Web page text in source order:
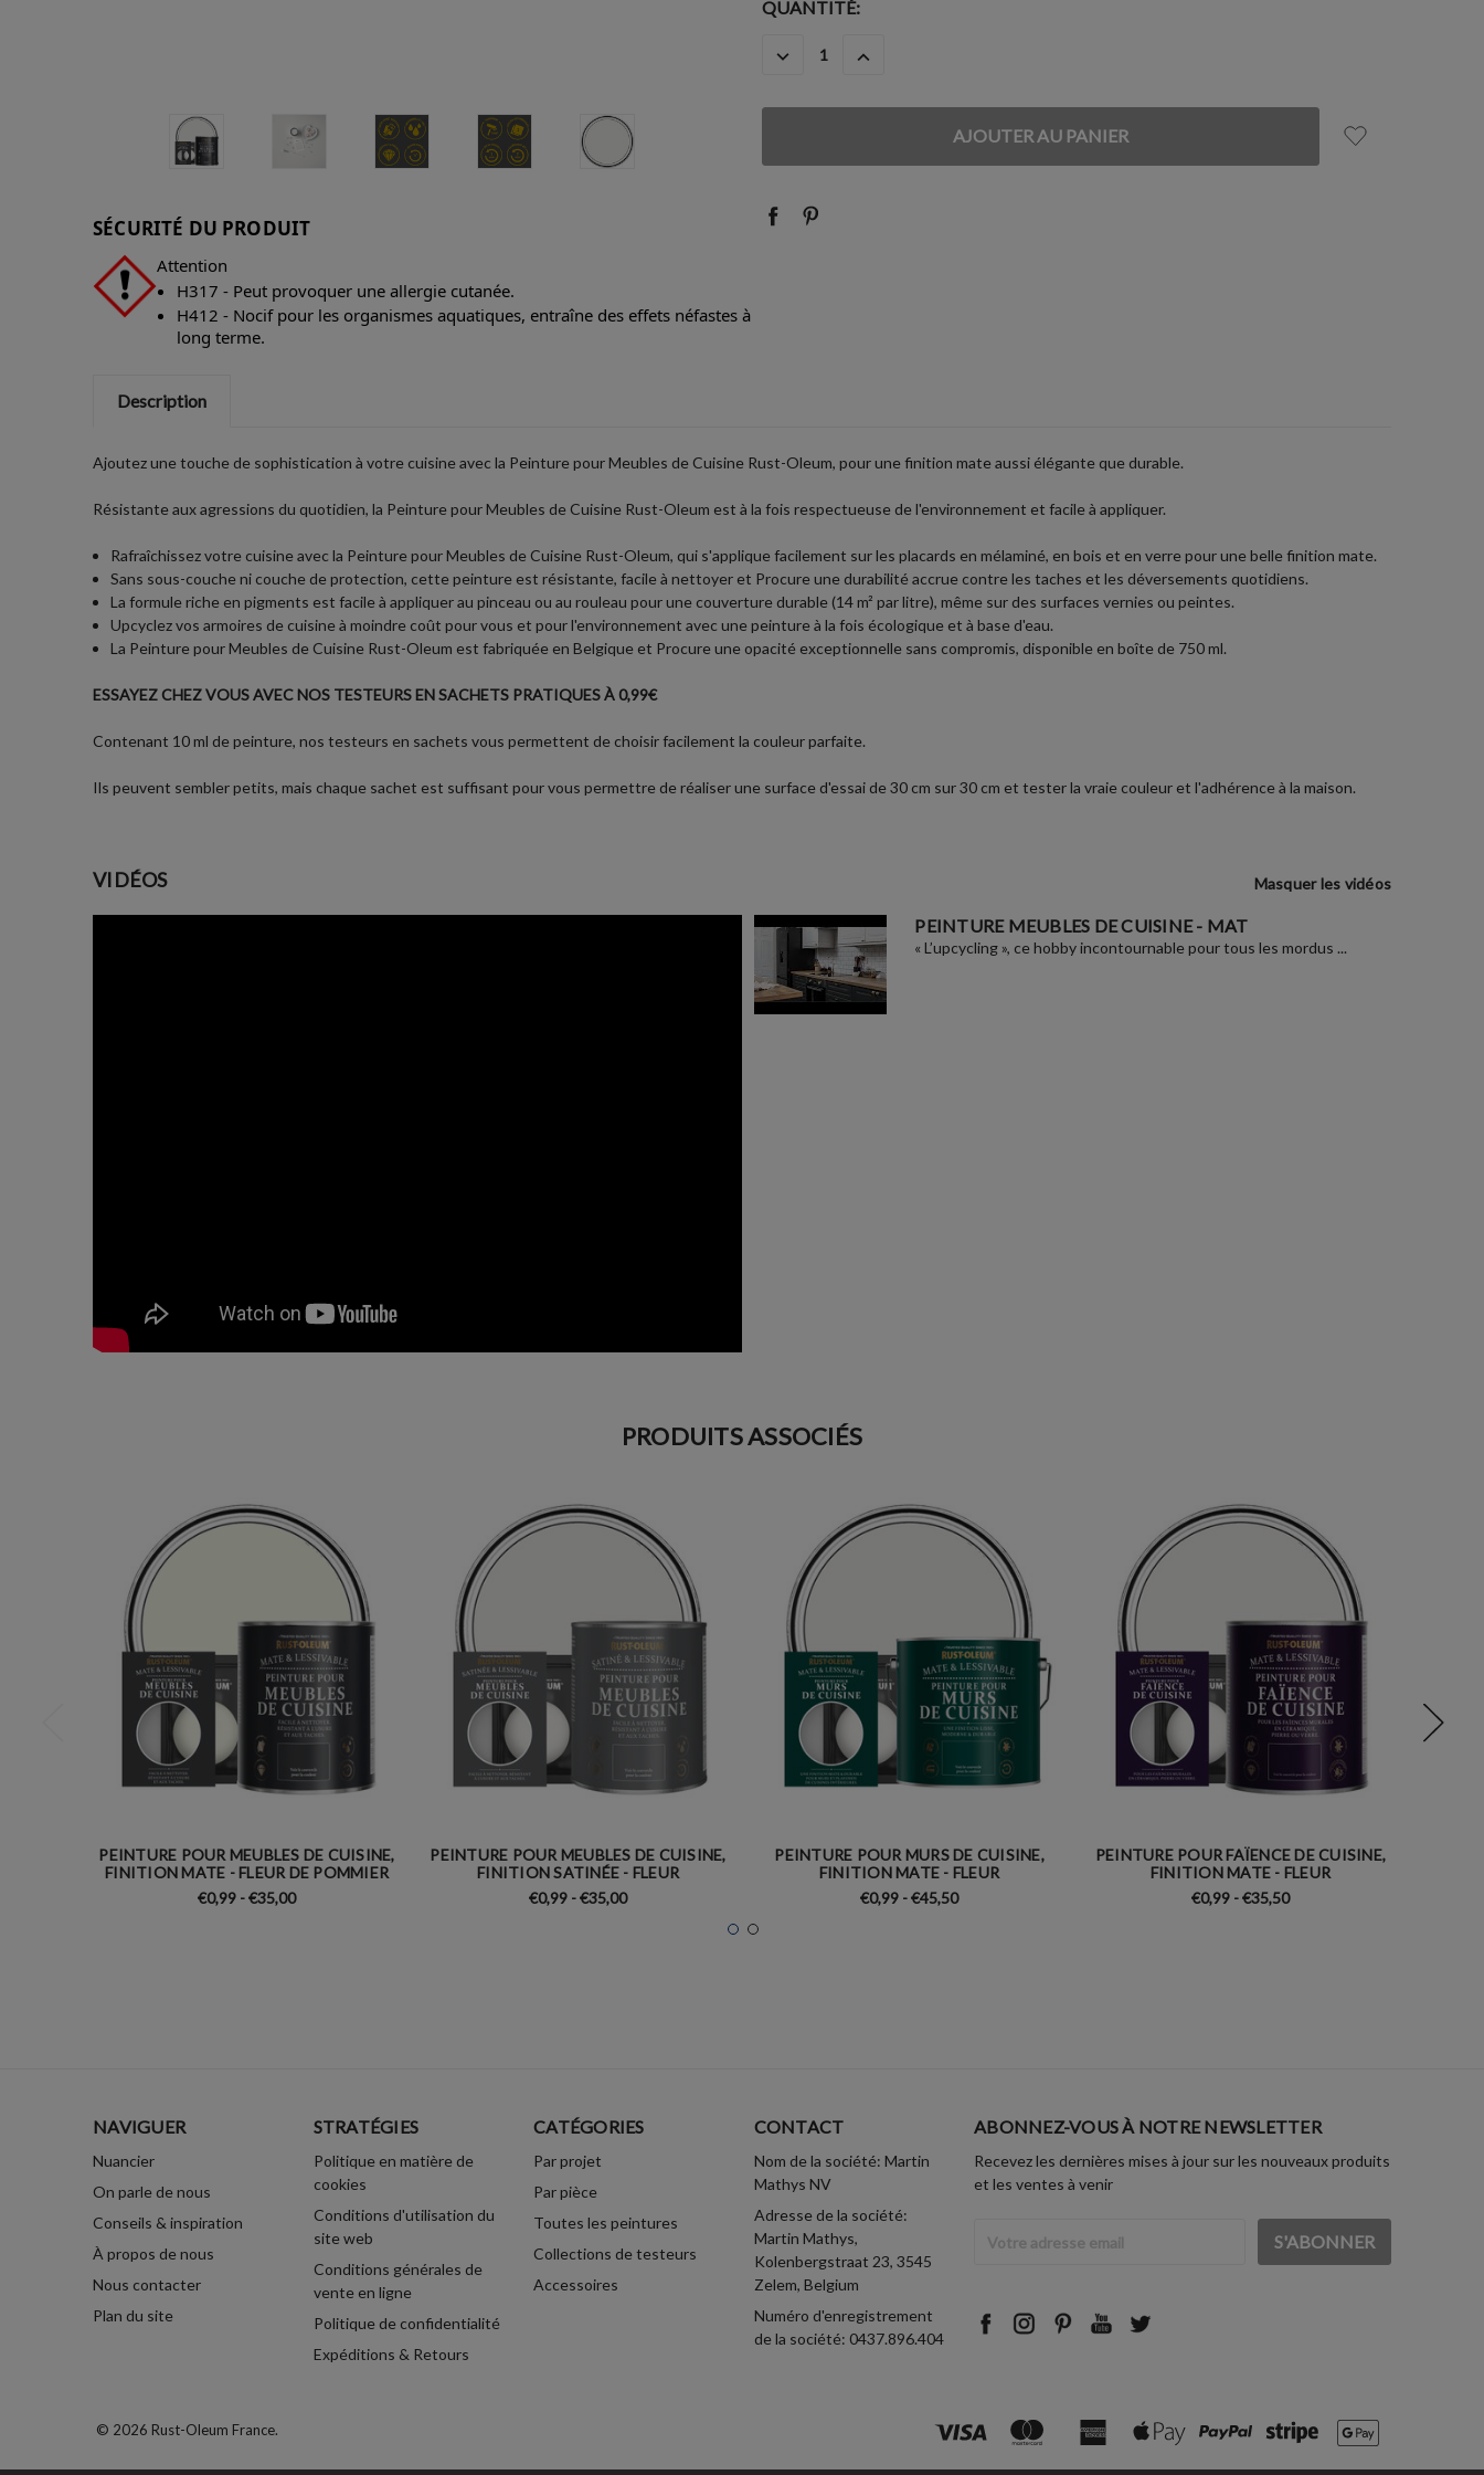
STOCK
QUANTITÉ:
DIMINUER
:
AUGMENTER
:
SÉCURITÉ DU PRODUIT
Attention
H317 - Peut provoquer une allergie cutanée.
H412 - Nocif pour les organismes aquatiques, entraîne des effets néfastes à
long terme.
Description
Ajoutez une touche de sophistication à votre cuisine avec la Peinture pour Meubles de Cuisine Rust-Oleum, pour une finition mate aussi élégante que durable.
Résistante aux agressions du quotidien, la Peinture pour Meubles de Cuisine Rust-Oleum est à la fois respectueuse de l'environnement et facile à appliquer.
Rafraîchissez votre cuisine avec la Peinture pour Meubles de Cuisine Rust-Oleum, qui s'applique facilement sur les placards en mélaminé, en bois et en verre pour une belle finition mate.
Sans sous-couche ni couche de protection, cette peinture est résistante, facile à nettoyer et Procure une durabilité accrue contre les taches et les déversements quotidiens.
La formule riche en pigments est facile à appliquer au pinceau ou au rouleau pour une couverture durable (14 m² par litre), même sur des surfaces vernies ou peintes.
Upcyclez vos armoires de cuisine à moindre coût pour vous et pour l'environnement avec une peinture à la fois écologique et à base d'eau.
La Peinture pour Meubles de Cuisine Rust-Oleum est fabriquée en Belgique et Procure une opacité exceptionnelle sans compromis, disponible en boîte de 750 ml.
ESSAYEZ CHEZ VOUS AVEC NOS TESTEURS EN SACHETS PRATIQUES À 0,99€
Contenant 10 ml de peinture, nos testeurs en sachets vous permettent de choisir facilement la couleur parfaite.
Ils peuvent sembler petits, mais chaque sachet est suffisant pour vous permettre de réaliser une surface d'essai de 30 cm sur 30 cm et tester la vraie couleur et l'adhérence à la maison.
VIDÉOS Masquer les vidéos
PEINTURE MEUBLES DE CUISINE - MAT
« L’upcycling », ce hobby incontournable pour tous les mordus ...
PRODUITS ASSOCIÉS
PEINTURE POUR MEUBLES DE CUISINE,
FINITION MATE - FLEUR DE POMMIER
€0,99 - €35,00
PEINTURE POUR MEUBLES DE CUISINE,
FINITION SATINÉE - FLEUR
€0,99 - €35,00
PEINTURE POUR MURS DE CUISINE,
FINITION MATE - FLEUR
€0,99 - €45,50
PEINTURE POUR FAÏENCE DE CUISINE,
FINITION MATE - FLEUR
€0,99 - €35,50
NAVIGUER
Nuancier
On parle de nous
Conseils & inspiration
À propos de nous
Nous contacter
Plan du site
STRATÉGIES
Politique en matière de
cookies
Conditions d'utilisation du
site web
Conditions générales de
vente en ligne
Politique de confidentialité
Expéditions & Retours
CATÉGORIES
Par projet
Par pièce
Toutes les peintures
Collections de testeurs
Accessoires
CONTACT
Nom de la société: Martin
Mathys NV
Adresse de la société:
Martin Mathys,
Kolenbergstraat 23, 3545
Zelem, Belgium
Numéro d'enregistrement
de la société: 0437.896.404
ABONNEZ-VOUS À NOTRE NEWSLETTER
Recevez les dernières mises à jour sur les nouveaux produits
et les ventes à venir
Email
© 2026 Rust-Oleum France.